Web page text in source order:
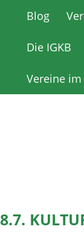
Blog
Die IGKB
Vereine
Blog
Die IGKB
Vereine
8.7.